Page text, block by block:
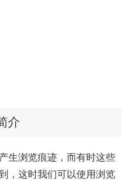
介
生浏览痕迹，而有时这些
，这时我们可以使用浏览